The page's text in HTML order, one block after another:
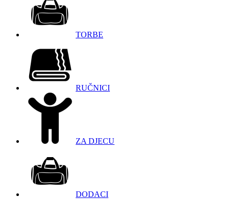
TORBE
RUČNICI
ZA DJECU
DODACI